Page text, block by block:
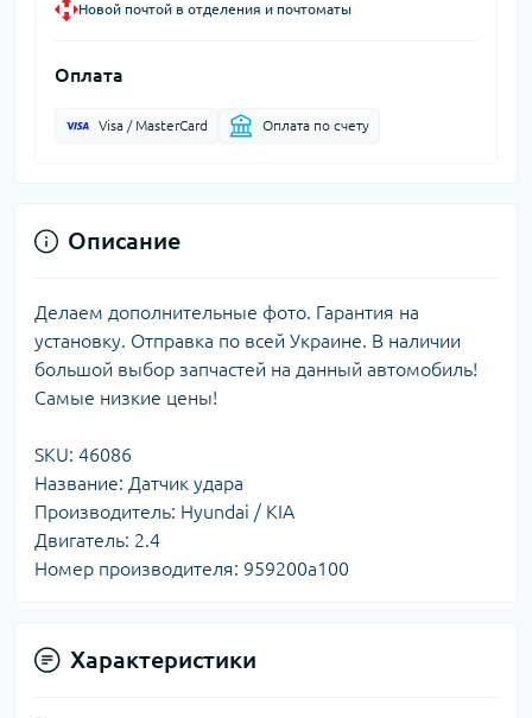
Новой почтой в отделения и почтоматы
Оплата
Visa / MasterCard Оплата по счету
Описание
Делаем дополнительные фото. Гарантия на
установку. Отправка по всей Украине. В наличии
большой выбор запчастей на данный автомобиль!
Самые низкие цены!
SKU: 46086
Название: Датчик удара
Производитель: Hyundai / KIA
Двигатель: 2.4
Номер производителя: 959200a100
Характеристики